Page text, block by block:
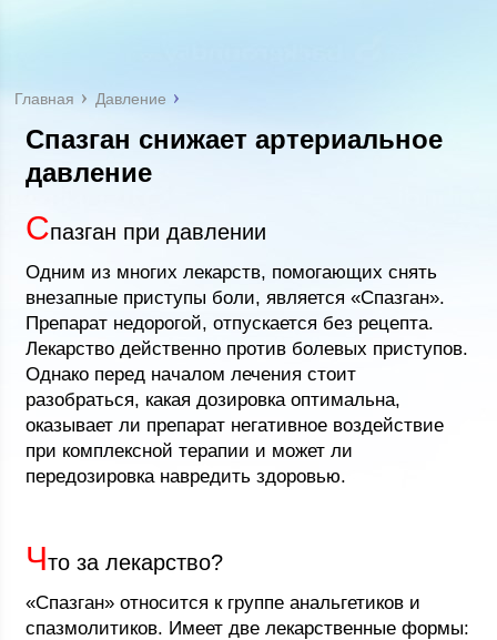
Главная Давление
Спазган снижает артериальное
давление
Спазган при давлении
Одним из многих лекарств, помогающих снять
внезапные приступы боли, является «Спазган».
Препарат недорогой, отпускается без рецепта.
Лекарство действенно против болевых приступов.
Однако перед началом лечения стоит
разобраться, какая дозировка оптимальна,
оказывает ли препарат негативное воздействие
при комплексной терапии и может ли
передозировка навредить здоровью.
Что за лекарство?
«Спазган» относится к группе анальгетиков и
спазмолитиков. Имеет две лекарственные формы: